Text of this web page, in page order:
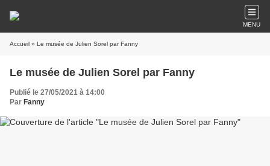
MENU
Accueil » Le musée de Julien Sorel par Fanny
Le musée de Julien Sorel par Fanny
Publié le 27/05/2021 à 14:00
Par Fanny